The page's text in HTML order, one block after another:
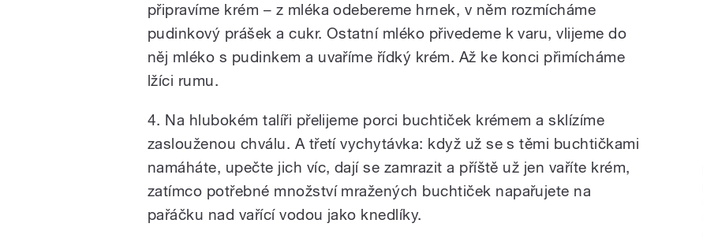
připravíme krém – z mléka odebereme hrnek, v něm rozmícháme
pudinkový prášek a cukr. Ostatní mléko přivedeme k varu, vlijeme do
něj mléko s pudinkem a uvaříme řídký krém. Až ke konci přimícháme
lžíci rumu.
4. Na hlubokém talíři přelijeme porci buchtiček krémem a sklízíme
zaslouženou chválu. A třetí vychytávka: když už se s těmi buchtičkami
namáháte, upečte jich víc, dají se zamrazit a příště už jen vaříte krém,
zatímco potřebné množství mražených buchtiček napařujete na
pařáčku nad vařící vodou jako knedlíky.